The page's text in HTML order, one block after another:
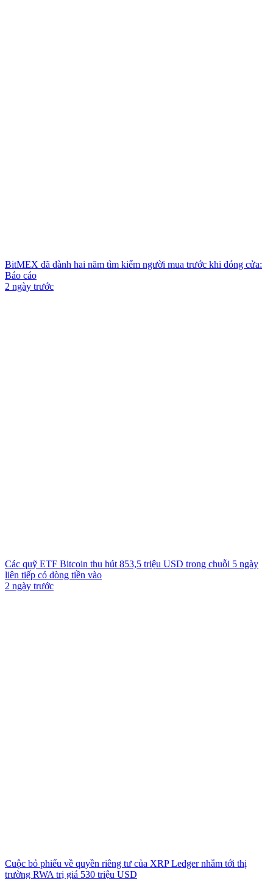
BitMEX đã dành hai năm tìm kiếm người mua trước khi đóng cửa:
Báo cáo
2 ngày trước
Các quỹ ETF Bitcoin thu hút 853,5 triệu USD trong chuỗi 5 ngày
liên tiếp có dòng tiền vào
2 ngày trước
Cuộc bỏ phiếu về quyền riêng tư của XRP Ledger nhắm tới thị
trường RWA trị giá 530 triệu USD